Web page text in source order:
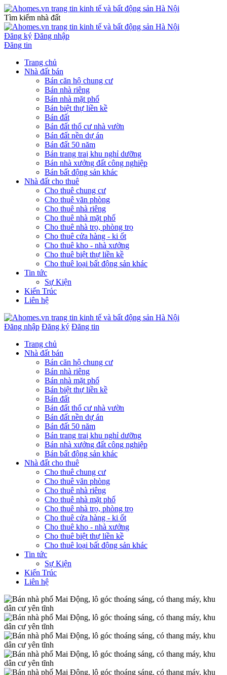
Tìm kiếm nhà đất
Đăng ký Đăng nhập
Đăng tin
Trang chủ
Nhà đất bán
Bán căn hộ chung cư
Bán nhà riêng
Bán nhà mặt phố
Bán biệt thự liền kề
Bán đất
Bán đất thổ cư nhà vườn
Bán đất nền dự án
Bán đất 50 năm
Bán trang traị khu nghỉ dưỡng
Bán nhà xưởng đất công nghiệp
Bán bất động sản khác
Nhà đất cho thuê
Cho thuê chung cư
Cho thuê văn phòng
Cho thuê nhà riêng
Cho thuê nhà mặt phố
Cho thuê nhà trọ, phòng trọ
Cho thuê cửa hàng - ki ốt
Cho thuê kho - nhà xưởng
Cho thuê biệt thự liền kề
Cho thuê loại bất động sản khác
Tin tức
Sự Kiện
Kiến Trúc
Liên hệ
Đăng nhập Đăng ký Đăng tin
Trang chủ
Nhà đất bán
Bán căn hộ chung cư
Bán nhà riêng
Bán nhà mặt phố
Bán biệt thự liền kề
Bán đất
Bán đất thổ cư nhà vườn
Bán đất nền dự án
Bán đất 50 năm
Bán trang traị khu nghỉ dưỡng
Bán nhà xưởng đất công nghiệp
Bán bất động sản khác
Nhà đất cho thuê
Cho thuê chung cư
Cho thuê văn phòng
Cho thuê nhà riêng
Cho thuê nhà mặt phố
Cho thuê nhà trọ, phòng trọ
Cho thuê cửa hàng - ki ốt
Cho thuê kho - nhà xưởng
Cho thuê biệt thự liền kề
Cho thuê loại bất động sản khác
Tin tức
Sự Kiện
Kiến Trúc
Liên hệ